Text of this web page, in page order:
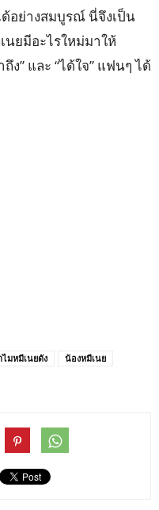
อย่างสมบูรณ์ นี่จึงเป็น
นยมีอะไรใหม่มาให้
ง” และ “ได้ใจ” แฟนๆ ได้
ไมหมีเนยดัง
น้องหมีเนย